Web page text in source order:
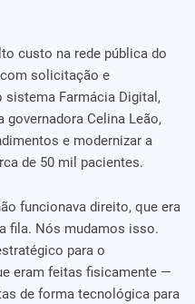
custo na rede pública do
solicitação e
sistema Farmácia Digital,
governadora Celina Leão,
e modernizar a
de 50 mil pacientes.
funcionava direito, que era
fila. Nós mudamos isso.
para o
eram feitas fisicamente —
de forma tecnológica para